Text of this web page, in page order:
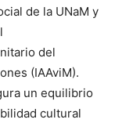
de la UNaM y
del
(IAAviM).
un equilibrio
cultural